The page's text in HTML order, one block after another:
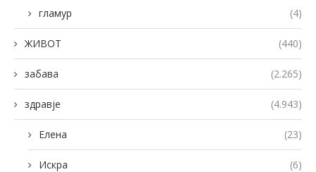
гламур (4)
ЖИВОТ (440)
забава (2.265)
здравје (4.943)
Елена (23)
Искра (6)